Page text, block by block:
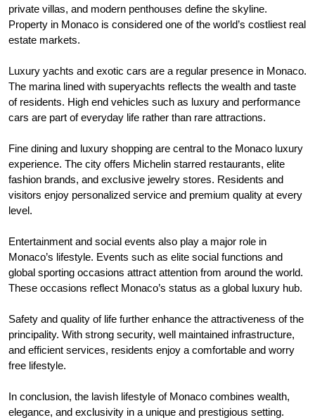
private villas, and modern penthouses define the skyline.
Property in Monaco is considered one of the world’s costliest real
estate markets.
Luxury yachts and exotic cars are a regular presence in Monaco.
The marina lined with superyachts reflects the wealth and taste
of residents. High end vehicles such as luxury and performance
cars are part of everyday life rather than rare attractions.
Fine dining and luxury shopping are central to the Monaco luxury
experience. The city offers Michelin starred restaurants, elite
fashion brands, and exclusive jewelry stores. Residents and
visitors enjoy personalized service and premium quality at every
level.
Entertainment and social events also play a major role in
Monaco’s lifestyle. Events such as elite social functions and
global sporting occasions attract attention from around the world.
These occasions reflect Monaco’s status as a global luxury hub.
Safety and quality of life further enhance the attractiveness of the
principality. With strong security, well maintained infrastructure,
and efficient services, residents enjoy a comfortable and worry
free lifestyle.
In conclusion, the lavish lifestyle of Monaco combines wealth,
elegance, and exclusivity in a unique and prestigious setting.